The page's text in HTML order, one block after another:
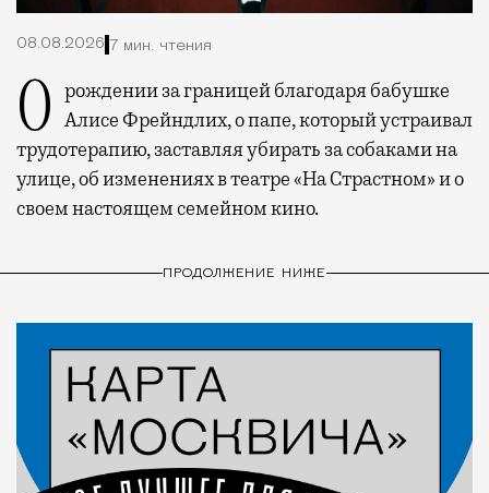
08.08.2026 7 мин. чтения
О рождении за границей благодаря бабушке Алисе Фрейндлих, о папе, который устраивал
трудотерапию, заставляя убирать за собаками на
улице, об изменениях в театре «На Страстном» и о
своем настоящем семейном кино.
ПРОДОЛЖЕНИЕ НИЖЕ